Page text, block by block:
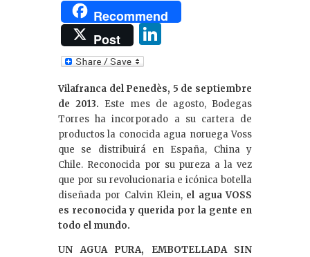
Recommend
Post
k
e
dI
n
Vilafranca del Penedès, 5 de septiembre
de 2013. Este mes de agosto, Bodegas
Torres ha incorporado a su cartera de
productos la conocida agua noruega Voss
que se distribuirá en España, China y
Chile. Reconocida por su pureza a la vez
que por su revolucionaria e icónica botella
diseñada por Calvin Klein, el agua VOSS
es reconocida y querida por la gente en
todo el mundo.
UN AGUA PURA, EMBOTELLADA SIN